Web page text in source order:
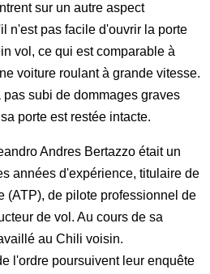
sur un autre aspect
n'est pas facile d'ouvrir la porte
vol, ce qui est comparable à
voiture roulant à grande vitesse.
subi de dommages graves
porte est restée intacte.
Andres Bertazzo était un
années d'expérience, titulaire de
(ATP), de pilote professionnel de
de vol. Au cours de sa
au Chili voisin.
l'ordre poursuivent leur enquête